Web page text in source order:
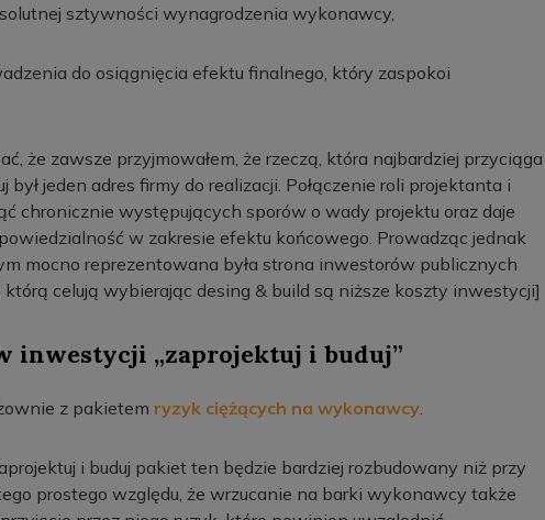
sztywności wynagrodzenia wykonawcy,
do osiągnięcia efektu finalnego, który zaspokoi
że zawsze przyjmowałem, że rzeczą, która najbardziej przyciąga
jeden adres firmy do realizacji. Połączenie roli projektanta i
chronicznie występujących sporów o wady projektu oraz daje
w zakresie efektu końcowego. Prowadząc jednak
mocno reprezentowana była strona inwestorów publicznych
którą celują wybierając desing & build są niższe koszty inwestycji]
inwestycji „zaprojektuj i buduj”
z pakietem ryzyk ciężących na wykonawcy.
i buduj pakiet ten będzie bardziej rozbudowany niż przy
prostego względu, że wrzucanie na barki wykonawcy także